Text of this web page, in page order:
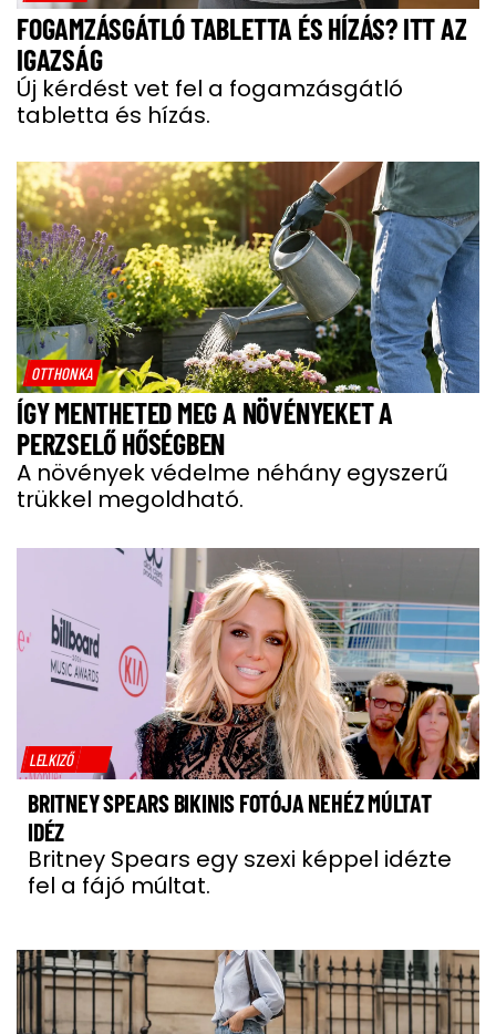
FOGAMZÁSGÁTLÓ TABLETTA ÉS HÍZÁS? ITT AZ
IGAZSÁG
Új kérdést vet fel a fogamzásgátló
tabletta és hízás.
OTTHONKA
ÍGY MENTHETED MEG A NÖVÉNYEKET A
PERZSELŐ HŐSÉGBEN
A növények védelme néhány egyszerű
trükkel megoldható.
LELKIZŐ
BRITNEY SPEARS BIKINIS FOTÓJA NEHÉZ MÚLTAT
IDÉZ
Britney Spears egy szexi képpel idézte
fel a fájó múltat.